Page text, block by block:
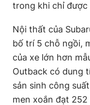
trong khi chỉ được
Nội thất của
bố trí 5 chỗ ngồi,
của xe lớn hơn
Outback có dung
sản sinh công
men xoắn đạt